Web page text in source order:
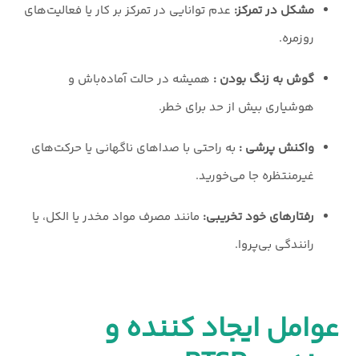
مشکل در تمرکز: عدم توانایی در تمرکز بر کار یا فعالیت‌های
روزمره.
گوش به زنگ بودن : همیشه در حالت آماده‌باش و
هوشیاری بیش از حد برای خطر.
واکنش پرشی : به راحتی با صداهای ناگهانی یا حرکت‌های
غیرمنتظره جا می‌خورید.
رفتارهای خود تخریبی: مانند مصرف مواد مخدر یا الکل، یا
رانندگی بی‌پروا.
عوامل ایجاد کننده و